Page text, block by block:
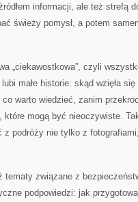
informacji, ale też strefą
świeży pomysł, a potem
„ciekawostkowa”, czyli
małe historie: skąd wzięła
warto wiedzieć, zanim
mogą być nieoczywiste.
podróży nie tylko z
tematy związane z
podpowiedzi: jak